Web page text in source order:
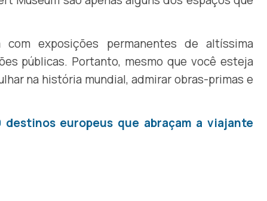
exposições permanentes de altíssima
públicas. Portanto, mesmo que você esteja
na história mundial, admirar obras-primas e
destinos europeus que abraçam a viajante